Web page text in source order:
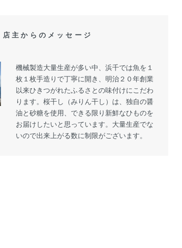
店主からのメッセージ
機械製造大量生産が多い中、浜千では魚を１
枚１枚手造りで丁寧に開き、明治２０年創業
以来ひきつがれたふるさとの味付けにこだわ
ります。桜干し（みりん干し）は、独自の醤
油と砂糖を使用、できる限り新鮮なひものを
お届けしたいと思っています。大量生産でな
いので出来上がる数に制限がございます。